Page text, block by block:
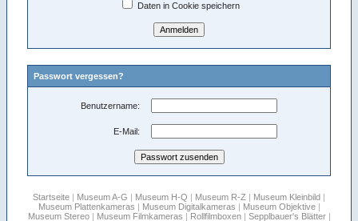
Daten in Cookie speichern
Passwort vergessen?
Benutzername:
E-Mail:
Startseite Museum A-G Museum H-Q Museum R-Z Museum Kleinbild
Museum Plattenkameras
Museum Digitalkameras Museum Objektive|
Museum Stereo| Museum Filmkameras Rollfilmboxen| Sepplbauer's Blätter|